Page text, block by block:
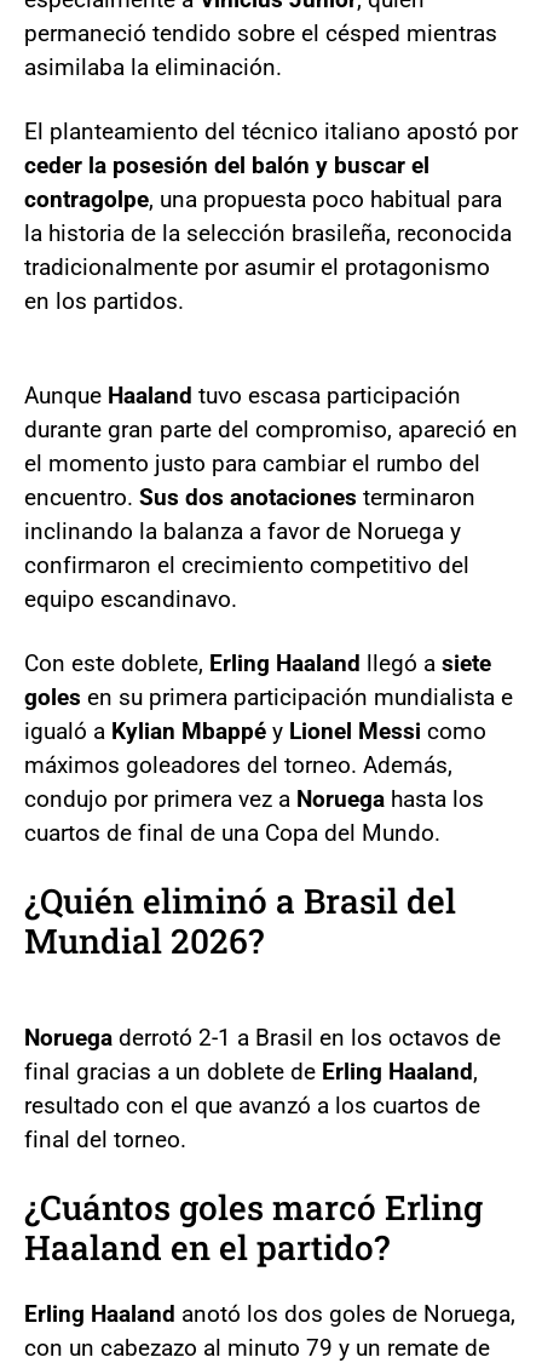
permaneció tendido sobre el césped mientras
asimilaba la eliminación.
El planteamiento del técnico italiano apostó por
ceder la posesión del balón y buscar el
contragolpe, una propuesta poco habitual para
la historia de la selección brasileña, reconocida
tradicionalmente por asumir el protagonismo
en los partidos.
Aunque Haaland tuvo escasa participación
durante gran parte del compromiso, apareció en
el momento justo para cambiar el rumbo del
encuentro. Sus dos anotaciones terminaron
inclinando la balanza a favor de Noruega y
confirmaron el crecimiento competitivo del
equipo escandinavo.
Con este doblete, Erling Haaland llegó a siete
goles en su primera participación mundialista e
igualó a Kylian Mbappé y Lionel Messi como
máximos goleadores del torneo. Además,
condujo por primera vez a Noruega hasta los
cuartos de final de una Copa del Mundo.
¿Quién eliminó a Brasil del
Mundial 2026?
Noruega derrotó 2-1 a Brasil en los octavos de
final gracias a un doblete de Erling Haaland,
resultado con el que avanzó a los cuartos de
final del torneo.
¿Cuántos goles marcó Erling
Haaland en el partido?
Erling Haaland anotó los dos goles de Noruega,
con un cabezazo al minuto 79 y un remate de